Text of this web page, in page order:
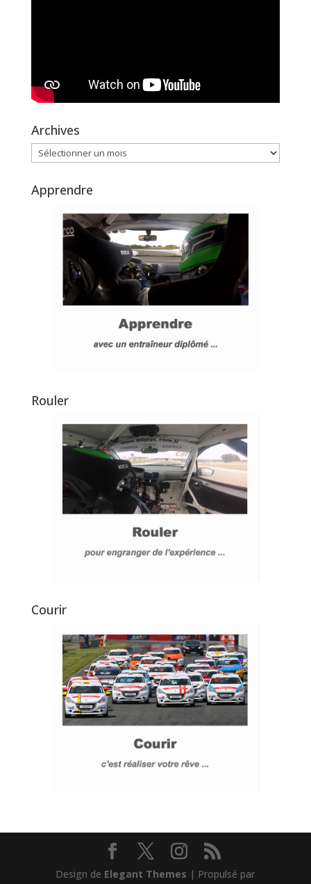
Archives
Archives
Apprendre
Rouler
Courir
Design de Elegant Themes | Propulsé par